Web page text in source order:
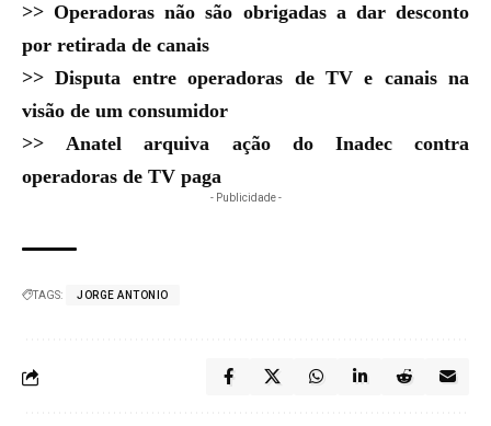
>> Operadoras não são obrigadas a dar desconto
por retirada de canais
>>Disputa entre operadoras de TV e canais na
visão de um consumidor
>>Anatel arquiva ação do Inadec contra
operadoras de TV paga
- Publicidade -
TAGS: JORGE ANTONIO